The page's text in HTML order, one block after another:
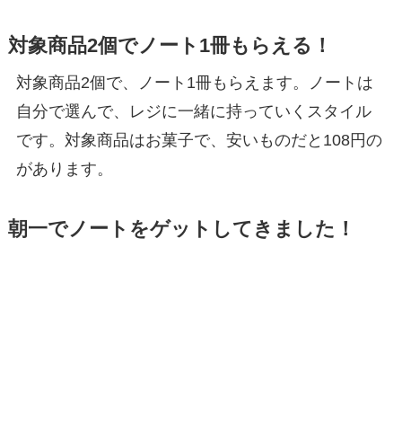
対象商品2個でノート1冊もらえる！
対象商品2個で、ノート1冊もらえます。ノートは
自分で選んで、レジに一緒に持っていくスタイル
です。対象商品はお菓子で、安いものだと108円の
があります。
朝一でノートをゲットしてきました！